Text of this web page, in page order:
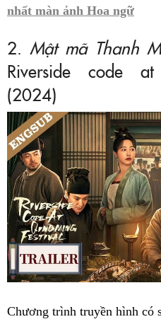
nhất màn ảnh Hoa ngữ
2. Mật mã Thanh
Riverside code
(2024)
Chương trình truyền hình có